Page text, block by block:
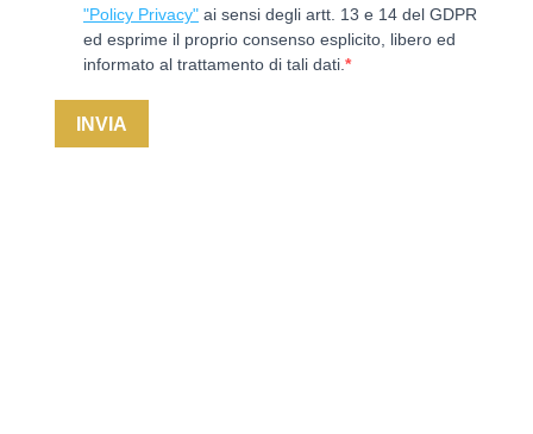
"Policy Privacy" ai sensi degli artt. 13 e 14 del GDPR
ed esprime il proprio consenso esplicito, libero ed
informato al trattamento di tali dati.
INVIA